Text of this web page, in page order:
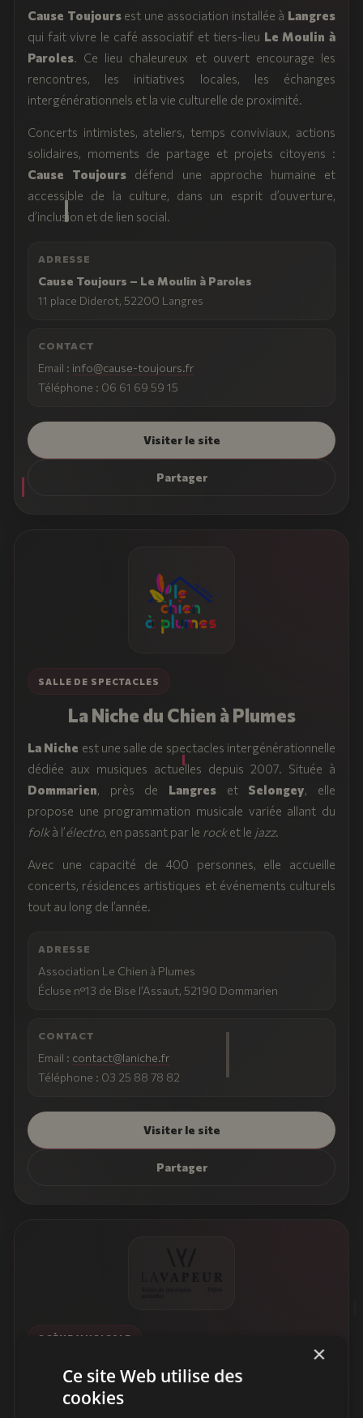
Cause Toujoursest une association installée à Langres
qui fait vivre le café associatif et tiers-lieu Le Moulin à
Paroles. Ce lieu chaleureux et ouvert encourage les
rencontres, les initiatives locales, les échanges
intergénérationnels et la vie culturelle de proximité.
Concerts intimistes, ateliers, temps conviviaux, actions
solidaires, moments de partage et projets citoyens :
Cause Toujours défend une approche humaine et
accessible de la culture, dans un esprit d’ouverture,
d’inclusion et de lien social.
ADRESSE
Cause Toujours – Le Moulin à Paroles
11 place Diderot, 52200 Langres
CONTACT
Email : info@cause-toujours.fr
Téléphone : 06 61 69 59 15
Visiter le site
Partager
SALLE DE SPECTACLES
La Niche du Chien à Plumes
La Niche est une salle de spectacles intergénérationnelle
dédiée aux musiques actuelles depuis 2007. Située à
Dommarien, près de Langres et Selongey, elle
propose une programmation musicale variée allant du
folkà l’électro, en passant par le rocket le jazz.
Avec une capacité de 400 personnes, elle accueille
concerts, résidences artistiques et événements culturels
tout au long de l’année.
ADRESSE
Association Le Chien à Plumes
Écluse n°13 de Bise l’Assaut, 52190 Dommarien
CONTACT
Email : contact@laniche.fr
Téléphone : 03 25 88 78 82
Visiter le site
Partager
SCÈNE MUSICALE
La Vapeur
La Vapeurest la salle de concert historique de
×
Ce site Web utilise des
cookies